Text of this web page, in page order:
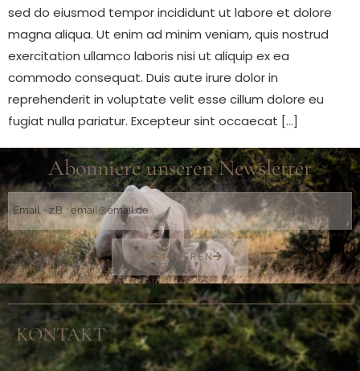
sed do eiusmod tempor incididunt ut labore et dolore
magna aliqua. Ut enim ad minim veniam, quis nostrud
exercitation ullamco laboris nisi ut aliquip ex ea
commodo consequat. Duis aute irure dolor in
reprehenderit in voluptate velit esse cillum dolore eu
fugiat nulla pariatur. Excepteur sint occaecat […]
Abonniere unseren Newsletter
ABONNIEREN
KONTAKT